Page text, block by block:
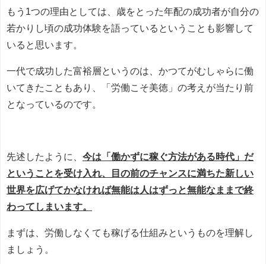
もう1つの理由としては、歳をとった年配の成功者が自分の
若かりし頃の成功体験を語っているということも影響して
いると思います。
一代で成功した富裕層というのは、かつてがむしゃらに働
いてきたこともあり、「労働こそ美徳」の考えが当たり前
となっているのです。
先述したように、 今は「働かずに稼ぐ方法がある時代」だ
ということを受け入れ、目の前のチャンスに満ちた新しい
世界を広げてかなければ無能は人はずっと無能なままで終
わってしまいます。
まずは、労働しなくても稼げる仕組みというものを理解し
ましょう。